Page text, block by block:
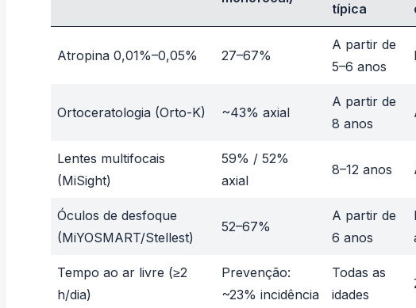
típica
Atropina 0,01%–0,05% 27–67%
A partir de
5–6 anos
Ortoceratologia (Orto-K) ~43% axial
A partir de
8 anos
Lentes multifocais
(MiSight)
59% / 52%
axial
8–12 anos
Óculos de desfoque
(MiYOSMART/Stellest)
52–67%
A partir de
6 anos
Tempo ao ar livre (≥2
h/dia)
Prevenção:
~23% incidência
Todas as
idades